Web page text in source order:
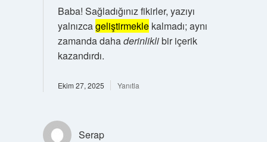
Baba! Sağladığınız fikirler, yazıyı
yalnızcageliştirmeklekalmadı; aynı
zamanda dahaderinliklibir içerik
kazandırdı.
Ekim 27, 2025 Yanıtla
Serap